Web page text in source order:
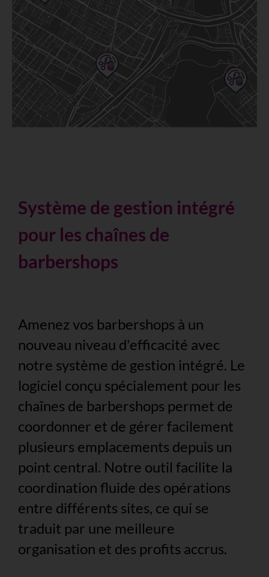
Système de gestion intégré
pour les chaînes de
barbershops
Amenez vos barbershops à un
nouveau niveau d'efficacité avec
notre système de gestion intégré. Le
logiciel conçu spécialement pour les
chaînes de barbershops permet de
coordonner et de gérer facilement
plusieurs emplacements depuis un
point central. Notre outil facilite la
coordination fluide des opérations
entre différents sites, ce qui se
traduit par une meilleure
organisation et des profits accrus.